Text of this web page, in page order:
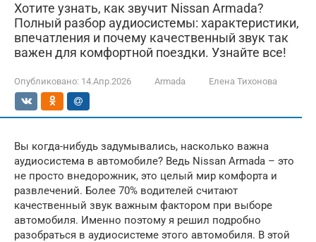
Хотите узнать, как звучит Nissan Armada?
Полный разбор аудиосистемы: характеристики,
впечатления и почему качественный звук так
важен для комфортной поездки. Узнайте все!
Опубликовано: 14.Апр.2026 Armada Елена Тихонова
Вы когда-нибудь задумывались, насколько важна
аудиосистема в автомобиле? Ведь Nissan Armada – это
не просто внедорожник, это целый мир комфорта и
развлечений. Более 70% водителей считают
качественный звук важным фактором при выборе
автомобиля. Именно поэтому я решил подробно
разобраться в аудиосистеме этого автомобиля. В этой